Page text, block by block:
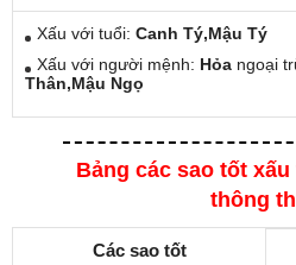
Xấu với tuổi: Canh Tý,Mậu Tý
Xấu với người mệnh: Hỏa ngoại
Thân,Mậu Ngọ
Bảng các sao tốt
thông
Các sao tốt